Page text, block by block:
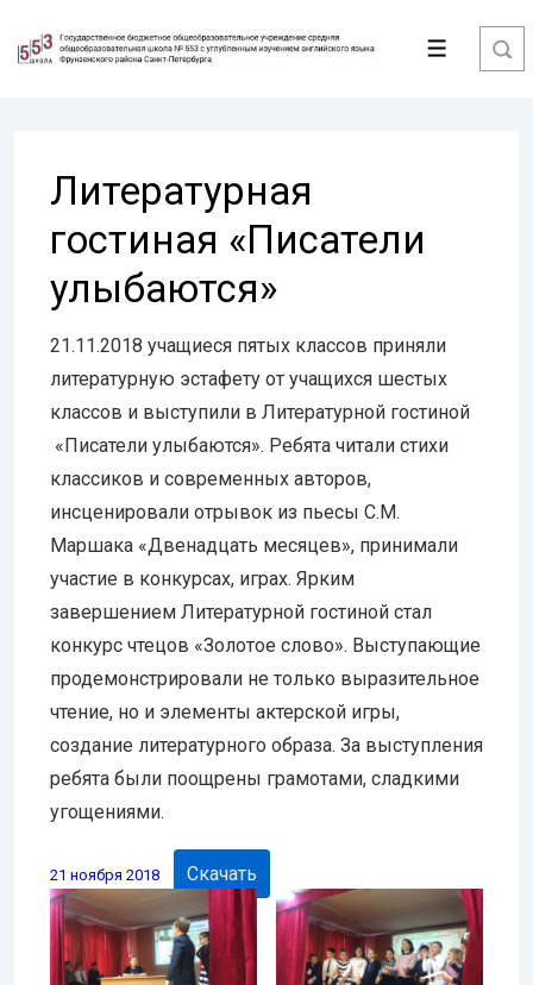
Перейти
Меню
Литературная
гостиная «Писатели
улыбаются»
21.11.2018 учащиеся пятых классов приняли
литературную эстафету от учащихся шестых
классов и выступили в Литературной гостиной
«Писатели улыбаются». Ребята читали стихи
классиков и современных авторов,
инсценировали отрывок из пьесы С.М.
Маршака «Двенадцать месяцев», принимали
участие в конкурсах, играх. Ярким
завершением Литературной гостиной стал
конкурс чтецов «Золотое слово». Выступающие
продемонстрировали не только выразительное
чтение, но и элементы актерской игры,
создание литературного образа. За выступления
ребята были поощрены грамотами, сладкими
угощениями.
21 ноября 2018 Скачать